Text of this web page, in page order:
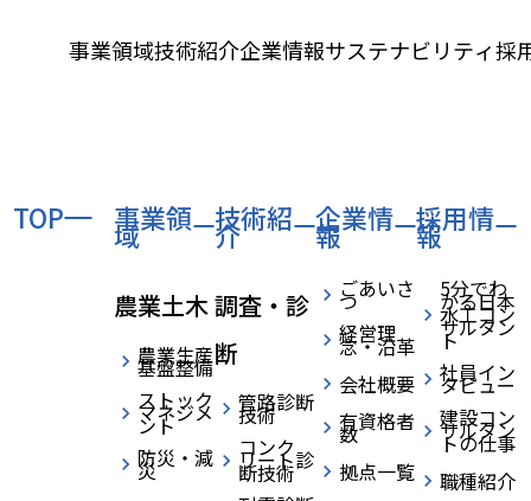
事業領域技術紹介企業情報サステナビリティ採
TOP 事業領
域
農業土木
農業生産
基盤整備
ストック
マネジメ
ント
防災・減
災
技術紹
介
調査・診
断
管路診断
技術
コンク
リート診
断技術
企業情
報
ごあいさ
つ
経営理
念・沿革
会社概要
有資格者
数
拠点一覧
採用情
報
5分でわ
かる日本
水工コン
サルタン
ト
社員イン
タビュー
建設コン
サルタン
トの仕事
職種紹介
homeHOME ニュース›表彰・受賞
令和7年度 水資源機構 利根導水総合管理所優良業務表彰などを受賞しまし
2025.08.18 表彰・受賞